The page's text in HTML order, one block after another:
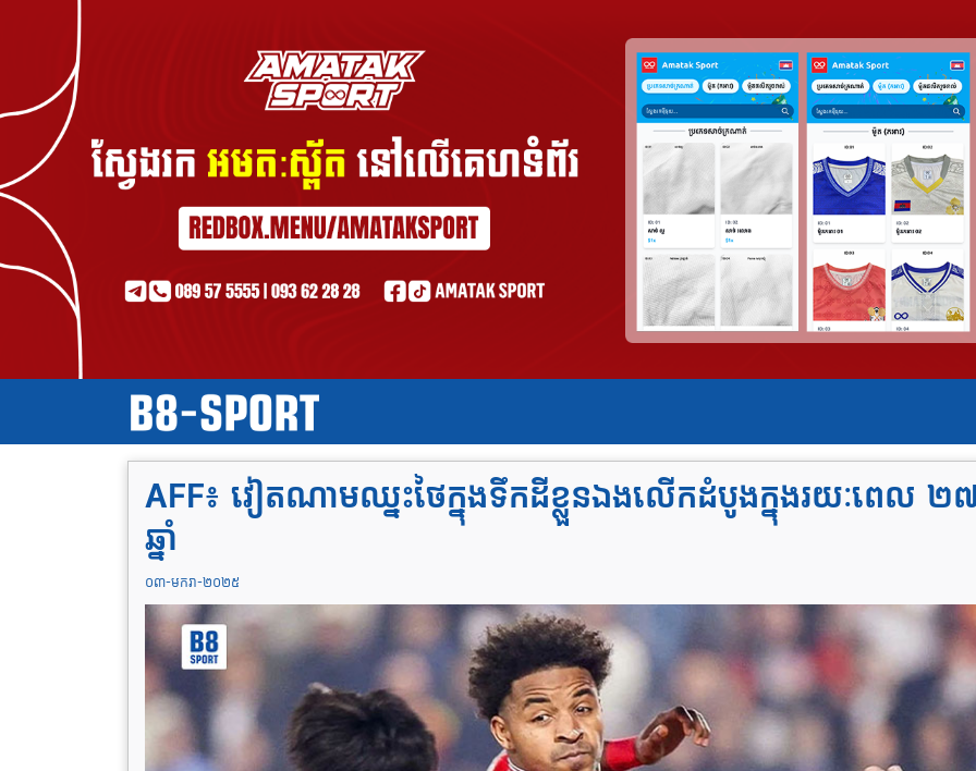
AFF៖ វៀតណាមឈ្នះថៃក្នុងទឹកដីខ្លួនឯងលើកដំបូងក្នុងរយៈពេល ២
ឆ្នាំ
០៣-មករា-២០២៥